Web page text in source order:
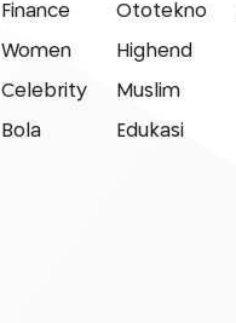
Finance
Women
Celebrity
Bola
Ototekno
Highend
Muslim
Edukasi